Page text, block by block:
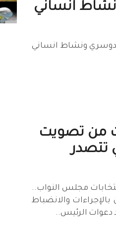
انساني
ونشاط انساني
من تصويت
تتصدر
مجلس النواب..
والانضباط
دعوات الرئيس..